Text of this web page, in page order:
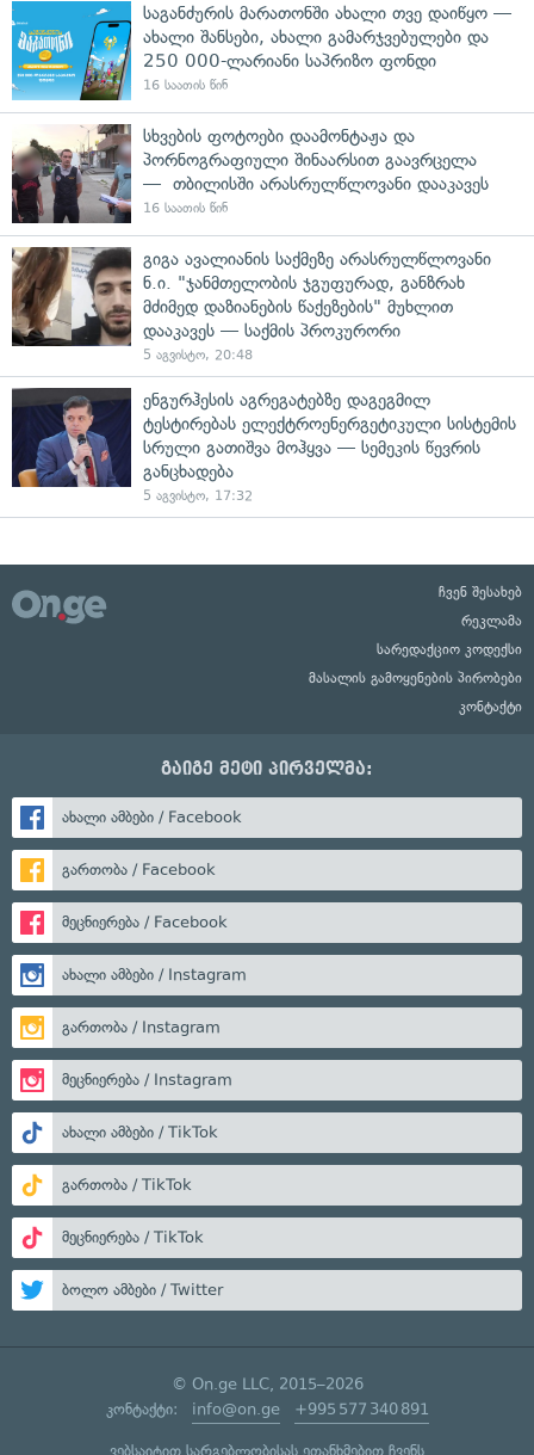
საგანძურის მარათონში ახალი თვე დაიწყო —
ახალი შანსები, ახალი გამარჯვებულები და
250 000-ლარიანი საპრიზო ფონდი
16 საათის წინ
სხვების ფოტოები დაამონტაჟა და
პორნოგრაფიული შინაარსით გაავრცელა
— თბილისში არასრულწლოვანი დააკავეს
16 საათის წინ
გიგა ავალიანის საქმეზე არასრულწლოვანი
ნ.ი. "ჯანმთელობის ჯგუფურად, განზრახ
მძიმედ დაზიანების წაქეზების" მუხლით
დააკავეს — საქმის პროკურორი
5 აგვისტო, 20:48
ენგურჰესის აგრეგატებზე დაგეგმილ
ტესტირებას ელექტროენერგეტიკული სისტემის
სრული გათიშვა მოჰყვა — სემეკის წევრის
განცხადება
5 აგვისტო, 17:32
ჩვენ შესახებ
რეკლამა
სარედაქციო კოდექსი
მასალის გამოყენების პირობები
კონტაქტი
გაიგე მეტი პირველმა:
ახალი ამბები / Facebook
გართობა / Facebook
მეცნიერება / Facebook
ახალი ამბები / Instagram
გართობა / Instagram
მეცნიერება / Instagram
ახალი ამბები / TikTok
გართობა / TikTok
მეცნიერება / TikTok
ბოლო ამბები / Twitter
© On.ge LLC, 2015–2026
კონტაქტი: info@on.ge +995 577 340 891
ვებსაიტით სარგებლობისას ეთანხმებით ჩვენს